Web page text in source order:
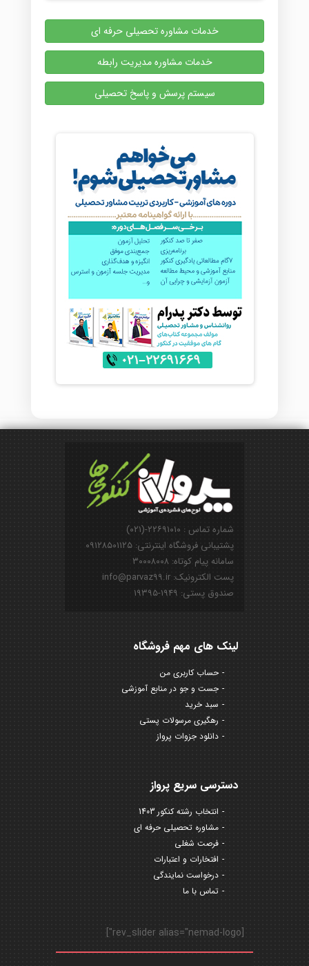
خدمات مشاوره تحصیلی حرفه ای
خدمات مشاوره مدیریت رابطه
سیستم پرسش و پاسخ تحصیلی
شماره تماس : ۲۲۶۹۱۰۱۰-(۰۲۱)
پشتیبانی فروشگاه اینترنتی: ۰۹۱۲۸۵۰۱۱۲۵
سامانه پیام کوتاه: ۳۰۰۰۸۰۰۸
پست الکترونیک: info@parvaz99.ir
صندوق پستی: ۱۹۴۹-۱۹۳۹۵
لینک های مهم فروشگاه
حساب کاربری من
جست و جو در منابع آموزشی
سبد خرید
رهگیری مرسولات پستی
دانلود جزوات پرواز
دسترسی سریع پرواز
انتخاب رشته کنکور 1403
مشاوره تحصیلی حرفه ای
فرصت شغلی
افتخارات و اعتبارات
درخواست نمایندگی
تماس با ما
[rev_slider alias="nemad-logo"]